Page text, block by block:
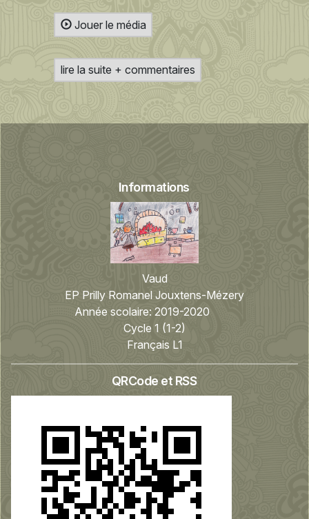
Jouer le média
lire la suite + commentaires
Informations
Vaud
EP Prilly Romanel Jouxtens-Mézery
Année scolaire: 2019-2020
Cycle 1 (1-2)
Français L1
QRCode et RSS